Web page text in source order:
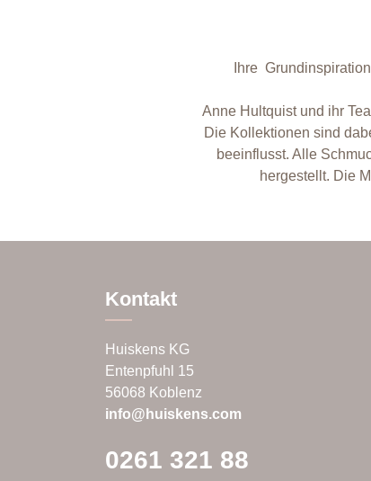
Ihre
Anne Hultquist und ihr
Die Kollektionen sind
beeinflusst. Alle
hergestellt. Die
Kontakt
Huiskens KG
Entenpfuhl 15
56068 Koblenz
info@huiskens.com
0261 321 88